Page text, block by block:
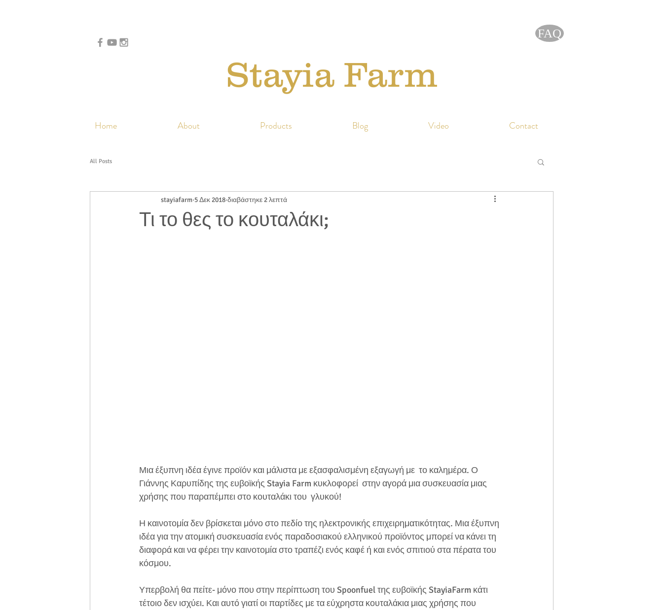
FAQ
Stayia Farm
Home About Products Blog Video Contact
All Posts
Τι το θες το κουταλάκι;
stayiafarm 5 Δεκ 2018 διαβάστηκε 2 λεπτά
Μια έξυπνη ιδέα έγινε προϊόν και μάλιστα με εξασφαλισμένη εξαγωγή με  το καλημέρα. Ο
Γιάννης Καρυπίδης της ευβοϊκής Stayia Farm κυκλοφορεί  στην αγορά μια συσκευασία μιας
χρήσης που παραπέμπει στο κουταλάκι του  γλυκού!
Η καινοτομία δεν βρίσκεται μόνο στο πεδίο της ηλεκτρονικής επιχειρηματικότητας. Μια έξυπνη
ιδέα για την ατομική συσκευασία ενός παραδοσιακού ελληνικού προϊόντος μπορεί να κάνει τη
διαφορά και να φέρει την καινοτομία στο τραπέζι ενός καφέ ή και ενός σπιτιού στα πέρατα του
κόσμου.
Υπερβολή θα πείτε- μόνο που στην περίπτωση του Spoonfuel της ευβοϊκής StayiaFarm κάτι
τέτοιο δεν ισχύει. Και αυτό γιατί οι παρτίδες με τα εύχρηστα κουταλάκια μιας χρήσης που